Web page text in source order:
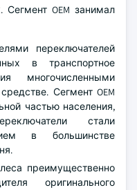
OEM занимал
переключателей
в транспортное
многочисленными
Сегмент OEM
частью населения,
стали
в большинстве
преимущественно
оригинального